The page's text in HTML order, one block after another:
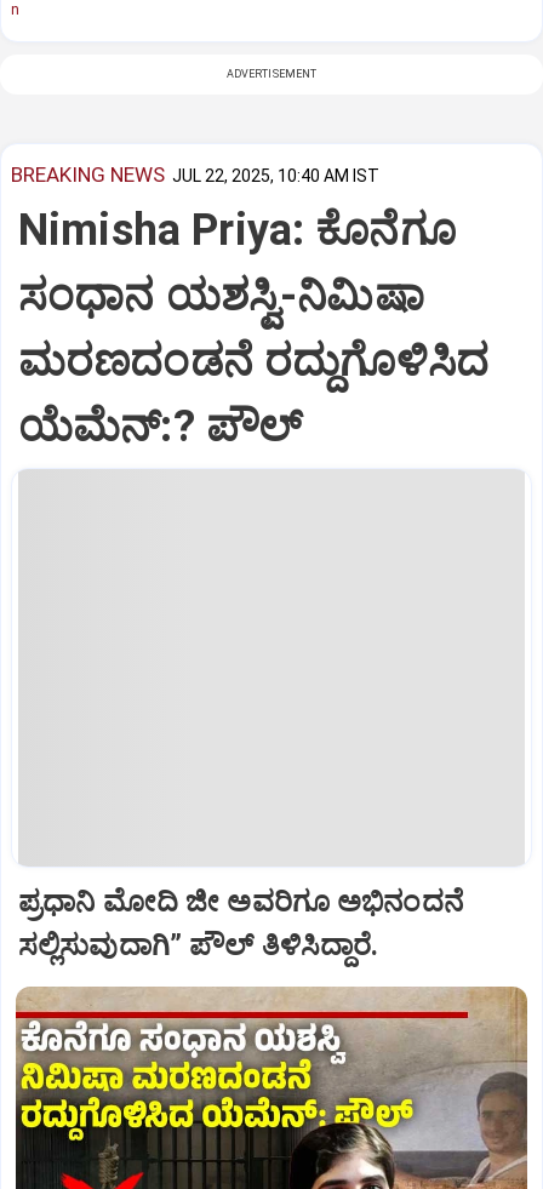
n
ADVERTISEMENT
BREAKING NEWS JUL 22, 2025, 10:40 AM IST
Nimisha Priya: ಕೊನೆಗೂ
ಸಂಧಾನ ಯಶಸ್ವಿ-ನಿಮಿಷಾ
ಮರಣದಂಡನೆ ರದ್ದುಗೊಳಿಸಿದ
ಯೆಮೆನ್:? ಪೌಲ್
ಪ್ರಧಾನಿ ಮೋದಿ ಜೀ ಅವರಿಗೂ ಅಭಿನಂದನೆ
ಸಲ್ಲಿಸುವುದಾಗಿ” ಪೌಲ್‌ ತಿಳಿಸಿದ್ದಾರೆ.